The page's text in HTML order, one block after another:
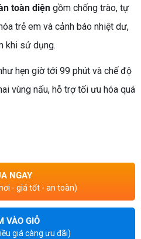
toàn diện gồm chống trào, tự
trẻ em và cảnh báo nhiệt dư,
khi sử dụng.
hẹn giờ tới 99 phút và chế độ
vùng nấu, hỗ trợ tối ưu hóa quá
NGAY
- giá tốt - an toàn)
VÀO GIỎ
giá càng ưu đãi)